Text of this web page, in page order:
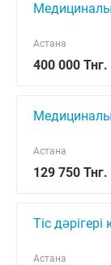
400 000 Тнг.
Астана
129 750 Тнг.
Астана
Тіс дәрігері
Астана